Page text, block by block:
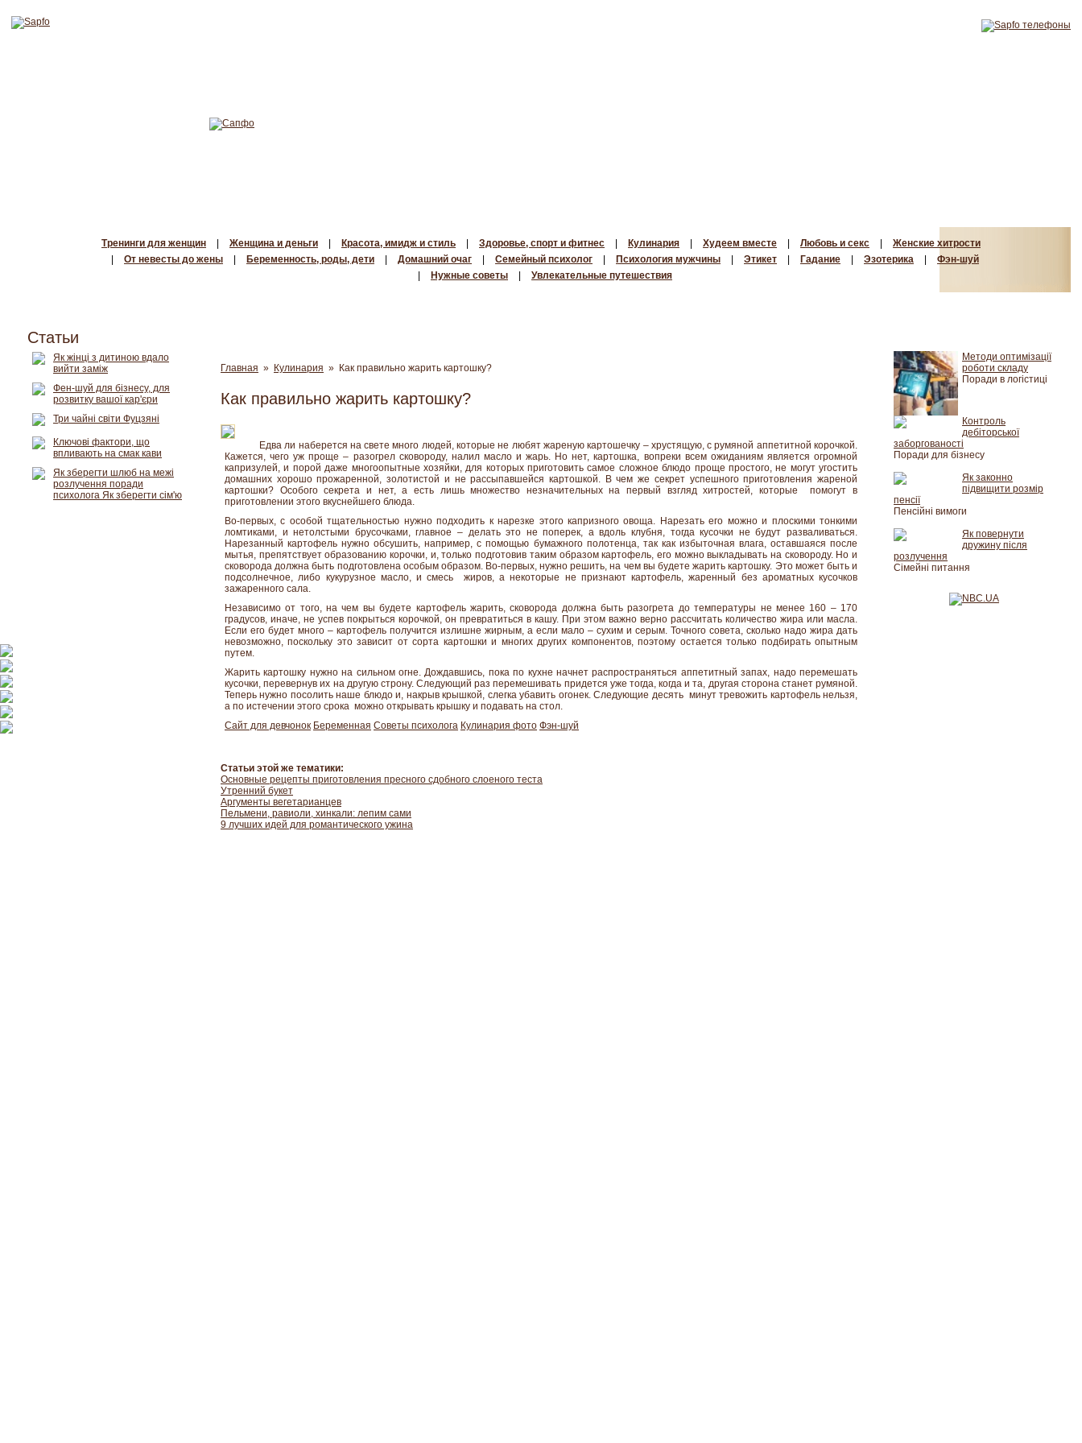
Тренинги для женщин Женщина и деньги Красота, имидж и стиль Здоровье, спорт и фитнес Кулинария Худеем вместе Любовь и секс
Женские хитрости
От невесты до жены Беременность, роды, дети Домашний очаг Семейный психолог Психология мужчины Этикет Гадание Эзотерика
Фэн-шуй
Нужные советы Увлекательные путешествия
Главная » Кулинария » Как правильно жарить картошку?
Как правильно жарить картошку?
Едва ли наберется на свете много людей, которые не любят жареную картошечку – хрустящую, с румяной аппетитной корочкой.
Кажется, чего уж проще – разогрел сковороду, налил масло и жарь. Но нет, картошка, вопреки всем ожиданиям является огромной
капризулей, и порой даже многоопытные хозяйки, для которых приготовить самое сложное блюдо проще простого, не могут угостить
домашних хорошо прожаренной, золотистой и не рассыпавшейся картошкой. В чем же секрет успешного приготовления жареной
картошки? Особого секрета и нет, а есть лишь множество незначительных на первый взгляд хитростей, которые помогут в
приготовлении этого вкуснейшего блюда.
Во-первых, с особой тщательностью нужно подходить к нарезке этого капризного овоща. Нарезать его можно и плоскими тонкими
ломтиками, и нетолстыми брусочками, главное – делать это не поперек, а вдоль клубня, тогда кусочки не будут разваливаться.
Нарезанный картофель нужно обсушить, например, с помощью бумажного полотенца, так как избыточная влага, оставшаяся после
мытья, препятствует образованию корочки, и, только подготовив таким образом картофель, его можно выкладывать на сковороду. Но и
сковорода должна быть подготовлена особым образом. Во-первых, нужно решить, на чем вы будете жарить картошку. Это может быть и
подсолнечное, либо кукурузное масло, и смесь жиров, а некоторые не признают картофель, жаренный без ароматных кусочков
зажаренного сала.
Независимо от того, на чем вы будете картофель жарить, сковорода должна быть разогрета до температуры не менее 160 – 170
градусов, иначе, не успев покрыться корочкой, он превратиться в кашу. При этом важно верно рассчитать количество жира или масла.
Если его будет много – картофель получится излишне жирным, а если мало – сухим и серым. Точного совета, сколько надо жира дать
невозможно, поскольку это зависит от сорта картошки и многих других компонентов, поэтому остается только подбирать опытным
путем.
Жарить картошку нужно на сильном огне. Дождавшись, пока по кухне начнет распространяться аппетитный запах, надо перемешать
кусочки, перевернув их на другую строну. Следующий раз перемешивать придется уже тогда, когда и та, другая сторона станет румяной.
Теперь нужно посолить наше блюдо и, накрыв крышкой, слегка убавить огонек. Следующие десять минут тревожить картофель нельзя,
а по истечении этого срока можно открывать крышку и подавать на стол.
Сайт для девчонок Беременная Советы психолога Кулинария фото Фэн-шуй
Статьи этой же тематики:
Основные рецепты приготовления пресного сдобного слоеного теста
Утренний букет
Аргументы вегетарианцев
Пельмени, равиоли, хинкали: лепим сами
9 лучших идей для романтического ужина
Статьи
Як жінці з дитиною вдало
вийти заміж
Фен-шуй для бізнесу, для
розвитку вашої кар'єри
Три чайні світи Фуцзяні
Ключові фактори, що
впливають на смак кави
Як зберегти шлюб на межі
розлучення поради
психолога Як зберегти сім'ю
Методи оптимізації
роботи складу
Поради в логістиці
Контроль
дебіторської
заборгованості
Поради для бізнесу
Як законно
підвищити розмір
пенсії
Пенсійні вимоги
Як повернути
дружину після
розлучення
Сімейні питання